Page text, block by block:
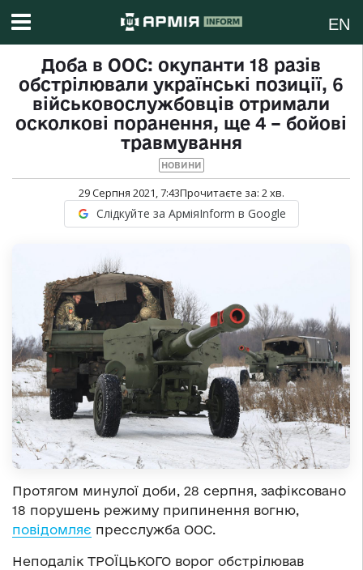
EN
Доба в ООС: окупанти 18 разів
обстрілювали українські позиції, 6
військовослужбовців отримали
осколкові поранення, ще 4 – бойові
травмування
НОВИНИ
29 Серпня 2021, 7:43Прочитаєте за: 2хв.
Слідкуйте за АрміяInform в Google
Протягом минулої доби, 28 серпня, зафіксовано
18 порушень режиму припинення вогню,
повідомляє пресслужба ООС.
Неподалік ТРОЇЦЬКОГО ворог обстрілював